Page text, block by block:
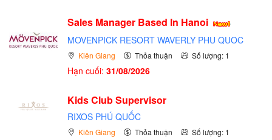
Sales Manager Based In Hanoi
MOVENPICK RESORT WAVERLY PHU QUOC
Kiên Giang Thỏa thuận Số lượng: 1
Hạn cuối: 31/08/2026
Kids Club Supervisor
RIXOS PHÚ QUỐC
Kiên Giang Thỏa thuận Số lượng: 1